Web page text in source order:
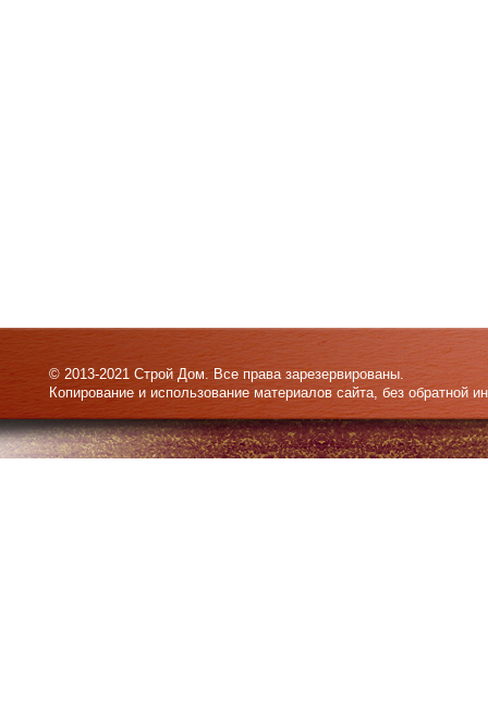
© 2013-2021 Строй Дом. Все права зарезервированы.
Копирование и использование материалов сайта, без обратной